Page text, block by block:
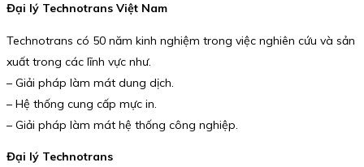
Đại lý Technotrans Việt Nam
Technotrans có 50 năm kinh nghiệm trong việc nghiên cứu và sản
xuất trong các lĩnh vực như.
– Giải pháp làm mát dung dịch.
– Hệ thống cung cấp mực in.
– Giải pháp làm mát hệ thống công nghiệp.
Đại lý Technotrans